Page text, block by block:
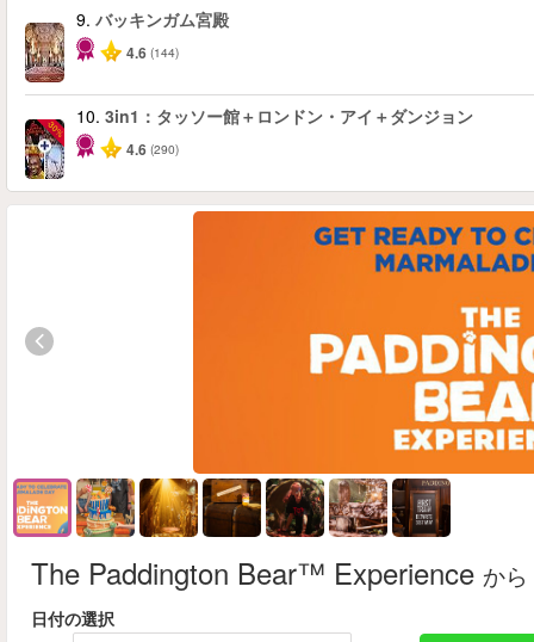
9. バッキンガム宮殿
4.6 (144)
-30%
10. 3in1：タッソー館＋ロンドン・アイ＋ダンジョン
4.6 (290)
The Paddington Bear™ Experience から
日付の選択